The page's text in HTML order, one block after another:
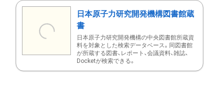
日本原子力研究開発機構図書館蔵
書
日本原子力研究開発機構の中央図書館所蔵資
料を対象とした検索データベース。同図書館
が所蔵する図書、レポート、会議資料、雑誌、
Docketが検索できる。